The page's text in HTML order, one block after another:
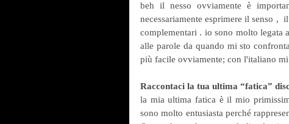
beh il nesso ovviamente è
necessariamente esprimere il senso ,
complementari . io sono molto legata
alle parole da quando mi sto
più facile ovviamente; con l'italiano
Raccontaci la tua ultima “fatica”
la mia ultima fatica è il mio
sono molto entusiasta perché